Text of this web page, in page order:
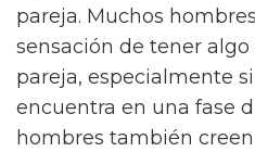
pareja. Muchos
sensación de tener
pareja, especialmente
encuentra en una fase
hombres también